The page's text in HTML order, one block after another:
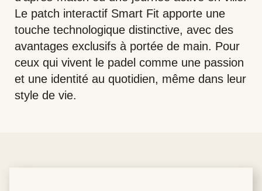
Le patch interactif Smart Fit apporte une
touche technologique distinctive, avec des
avantages exclusifs à portée de main. Pour
ceux qui vivent le padel comme une passion
et une identité au quotidien, même dans leur
style de vie.